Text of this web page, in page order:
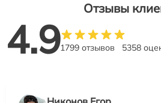
Отзывы
4.91799 отзывов 5358